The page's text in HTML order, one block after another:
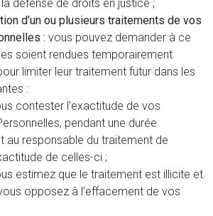
défense de droits en justice ;
d’un ou plusieurs traitements de vos
: vous pouvez demander à ce
soient rendues temporairement
limiter leur traitement futur dans les
:
contester l'exactitude de vos
pendant une durée
au responsable du traitement de
de celles-ci ;
estimez que le traitement est illicite et
opposez à l’effacement de vos